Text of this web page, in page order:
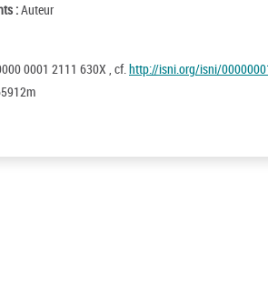
:Auteur
0001 2111 630X , cf.http://isni.org/isni/